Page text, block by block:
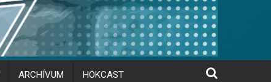
ARCHÍVUM HÖKCAST